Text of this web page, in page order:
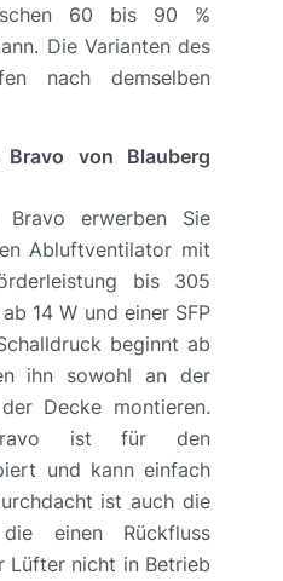
60 bis 90 %
Die Varianten des
nach demselben
Bravo von Blauberg
erwerben Sie
Abluftventilator mit
bis 305
14 W und einer SFP
beginnt ab
ihn sowohl an der
Decke montieren.
ist für den
und kann einfach
ist auch die
die einen Rückfluss
Lüfter nicht in Betrieb